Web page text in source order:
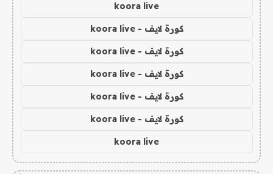
koora live
كورة لايف - koora live
كورة لايف - koora live
كورة لايف - koora live
كورة لايف - koora live
كورة لايف - koora live
koora live